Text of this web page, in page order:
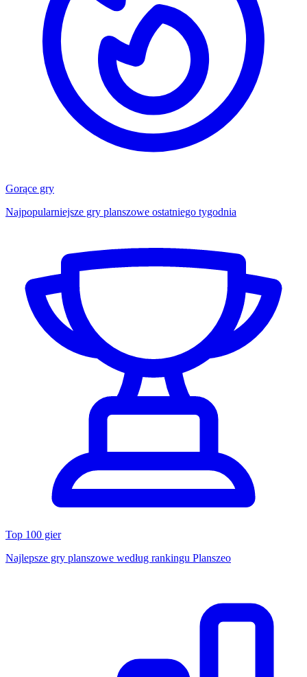
Gorące gry
Najpopularniejsze gry planszowe ostatniego tygodnia
Top 100 gier
Najlepsze gry planszowe według rankingu Planszeo